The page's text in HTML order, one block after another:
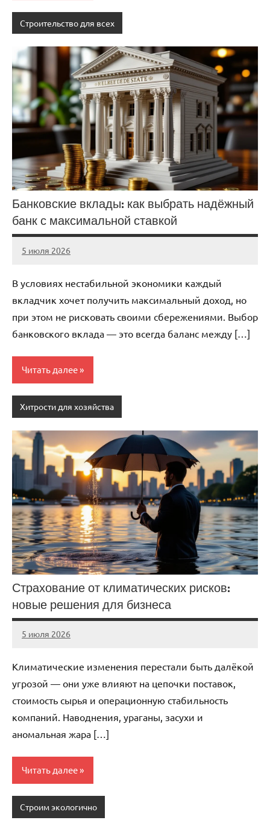
Строительство для всех
Банковские вклады: как выбрать надёжный
банк с максимальной ставкой
5 июля 2026
stroicentr_m
Нет
В условиях нестабильной экономики каждый
вкладчик хочет получить максимальный доход, но
при этом не рисковать своими сбережениями. Выбор
банковского вклада — это всегда баланс между […]
Читать далее
Хитрости для хозяйства
Страхование от климатических рисков:
новые решения для бизнеса
5 июля 2026
stroicentr_m
Нет
Климатические изменения перестали быть далёкой
угрозой — они уже влияют на цепочки поставок,
стоимость сырья и операционную стабильность
компаний. Наводнения, ураганы, засухи и
аномальная жара […]
Читать далее
Строим экологично